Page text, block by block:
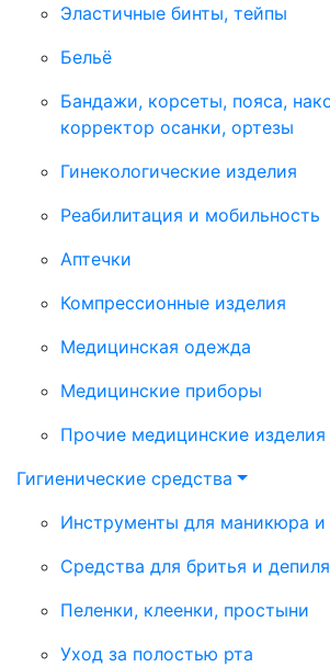
Эластичные бинты, тейпы
Бельё
Бандажи, корсеты, пояса,
корректор осанки, ортезы
Гинекологические изделия
Реабилитация и мобильность
Аптечки
Компрессионные изделия
Медицинская одежда
Медицинские приборы
Прочие медицинские изделия
Гигиенические средства
Инструменты для маникюра
Средства для бритья и
Пеленки, клеенки, простыни
Уход за полостью рта